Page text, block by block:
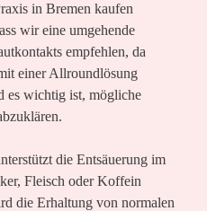
in Bremen kaufen
wir eine umgehende
empfehlen, da
einer Allroundlösung
es wichtig ist, mögliche
die Entsäuerung im
Fleisch oder Koffein
die Erhaltung von normalen